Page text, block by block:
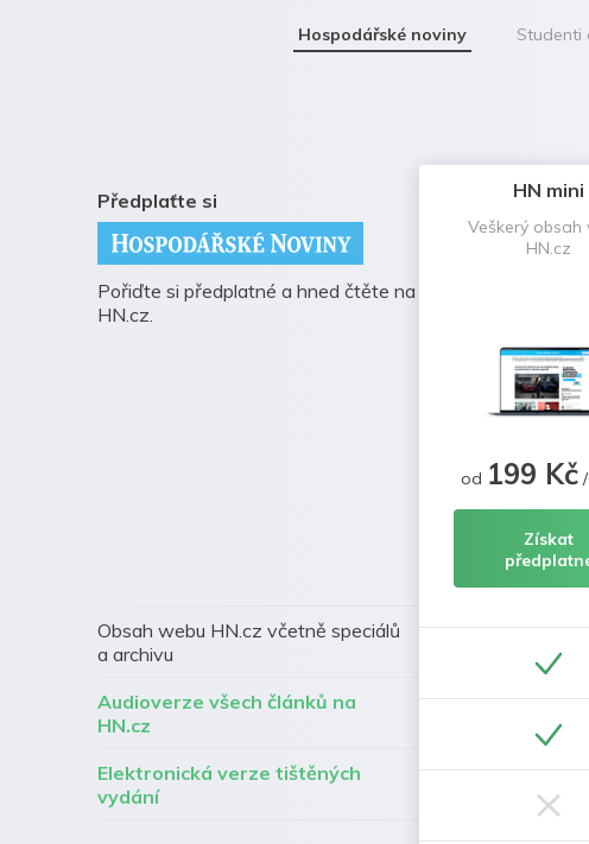
Hospodářské noviny Studenti
Předplaťte si
Pořiďte si předplatné a hned čtěte na
HN.cz.
Obsah webu HN.cz včetně speciálů
a archivu
Audioverze všech článků na
HN.cz
Elektronická verze tištěných
vydání
HN mini
Veškerý obsah
HN.cz
od 199 Kč/
Získat